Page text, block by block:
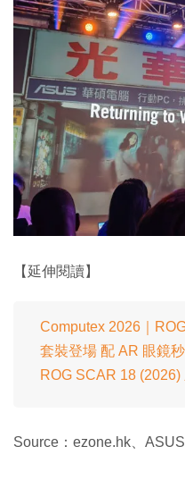
【延伸閱讀】
Computex 2026｜
套裝登場 配 AR 眼鏡
ROG SCAR 18
Source：ezone.hk、ASUS